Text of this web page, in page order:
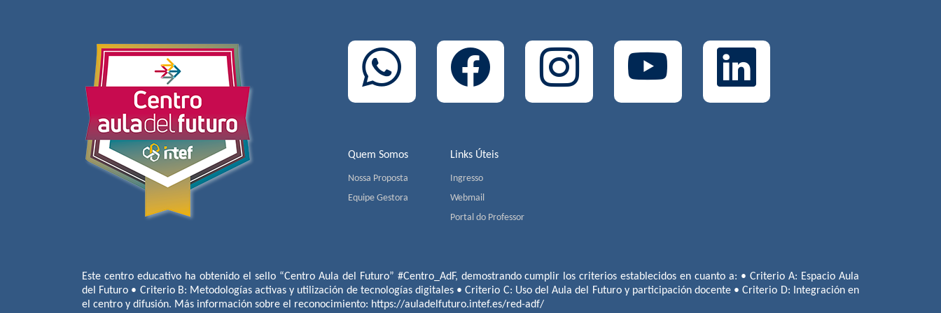
Quem Somos
Nossa Proposta
Equipe Gestora
Links Úteis
Ingresso
Webmail
Portal do Professor
Este centro educativo ha obtenido el sello “Centro Aula del Futuro” #Centro_AdF, demostrando cumplir los criterios establecidos en cuanto a: • Criterio A: Espacio Aula
del Futuro • Criterio B: Metodologías activas y utilización de tecnologías digitales • Criterio C: Uso del Aula del Futuro y participación docente • Criterio D: Integración en
el centro y difusión. Más información sobre el reconocimiento: https://auladelfuturo.intef.es/red-adf/